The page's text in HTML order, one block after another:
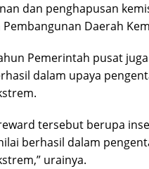
dan penghapusan
Daerah
Pemerintah pusat
dalam upaya
tersebut berupa
berhasil dalam
urainya.